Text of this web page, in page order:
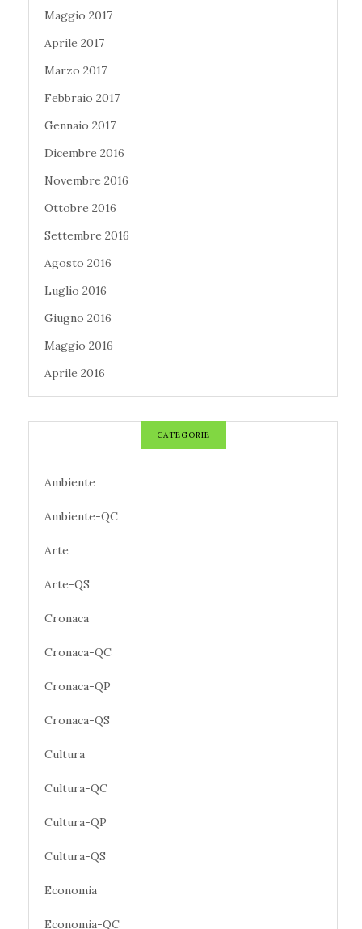
Maggio 2017
Aprile 2017
Marzo 2017
Febbraio 2017
Gennaio 2017
Dicembre 2016
Novembre 2016
Ottobre 2016
Settembre 2016
Agosto 2016
Luglio 2016
Giugno 2016
Maggio 2016
Aprile 2016
CATEGORIE
Ambiente
Ambiente-QC
Arte
Arte-QS
Cronaca
Cronaca-QC
Cronaca-QP
Cronaca-QS
Cultura
Cultura-QC
Cultura-QP
Cultura-QS
Economia
Economia-QC